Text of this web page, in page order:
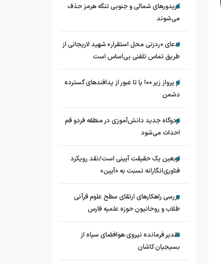
کریدورهای شمالی و جنوبی تنگه هرمز حذف
می‌شوند
ادعای «ردزنی محل استقرار» شهید لاریجانی از
طریق تماس تلفنی بی‌اساس است
از پرواز زیر ۱۰۰ پا تا عبور از پدافند‌های گسترده
دشمن
اردوگاه جدید دانش‌آموزی در منطقه فردو قم
احداث می‌شود
اربعین یک حقیقت آیینی است/نقد رویکرد
فناوری‌انگارانه نسبت به «آیین»
بررسی راهکارهای ارتقای سطح علوم قرآنی
طلاب و روحانیون حوزه علمیه فارس
تقدیر فرمانده نیروی هوافضای سپاه از
بسیجیان کاشان